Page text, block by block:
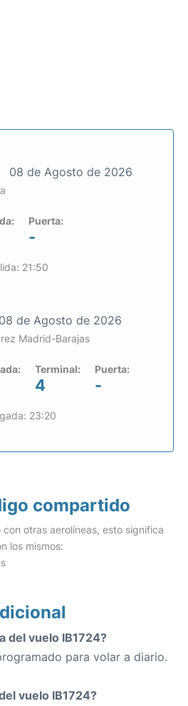
08 de Agosto de 2026
Puerta:
-
21:50
08 de Agosto de 2026
Madrid-Barajas
Terminal:
4
Puerta:
-
23:20
compartido
otras aerolíneas, esto significa
los mismos:
del vuelo IB1724?
para volar a diario.
vuelo IB1724?